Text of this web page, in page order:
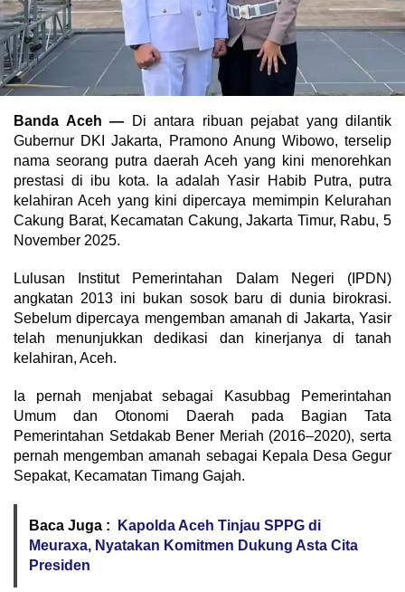
Banda Aceh — Di antara ribuan pejabat yang dilantik
Gubernur DKI Jakarta, Pramono Anung Wibowo, terselip
nama seorang putra daerah Aceh yang kini menorehkan
prestasi di ibu kota. Ia adalah Yasir Habib Putra, putra
kelahiran Aceh yang kini dipercaya memimpin Kelurahan
Cakung Barat, Kecamatan Cakung, Jakarta Timur, Rabu, 5
November 2025.
Lulusan Institut Pemerintahan Dalam Negeri (IPDN)
angkatan 2013 ini bukan sosok baru di dunia birokrasi.
Sebelum dipercaya mengemban amanah di Jakarta, Yasir
telah menunjukkan dedikasi dan kinerjanya di tanah
kelahiran, Aceh.
Ia pernah menjabat sebagai Kasubbag Pemerintahan
Umum dan Otonomi Daerah pada Bagian Tata
Pemerintahan Setdakab Bener Meriah (2016–2020), serta
pernah mengemban amanah sebagai Kepala Desa Gegur
Sepakat, Kecamatan Timang Gajah.
Baca Juga :
Kapolda Aceh Tinjau SPPG di
Meuraxa, Nyatakan Komitmen Dukung Asta Cita
Presiden